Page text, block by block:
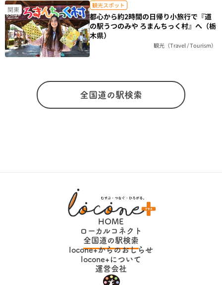
関東 観光スポット
都心から約2時間の日帰り小旅行で『道
の駅うつのみや ろまんちっく村』へ（栃
木県）
観光（Travel / Tourism）
全国道の駅検索
HOME
ローカルコネクト
全国道の駅検索
locone+からのおしらせ
locone+について
運営会社